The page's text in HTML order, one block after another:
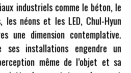
industriels comme le béton, le
les néons et les LED, Chul-Hyun
une dimension contemplative.
ses installations engendre un
même de l’objet et sa